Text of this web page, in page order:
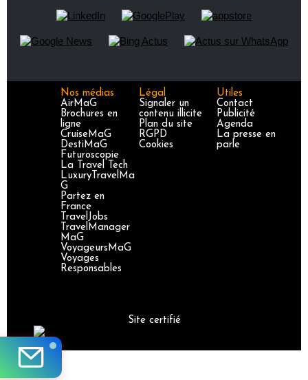
Nos médias
AirMaG
Brochures en
ligne
CruiseMaG
DestiMaG
Futuroscopie
La Travel Tech
LuxuryTravelMa
G
Partez en
France
TravelJobs
TravelManager
MaG
VoyageursMaG
Voyages
Responsables
Légal
Signaler un
contenu illicite
Plan du site
RGPD
Cookies
Utiles
Contact
Publicité
Agenda
La presse en
parle
Site certifié